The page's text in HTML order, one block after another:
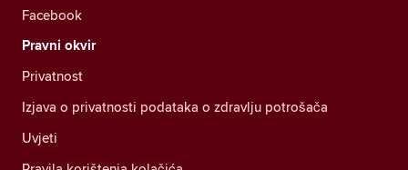
Facebook
Pravni okvir
Privatnost
Izjava o privatnosti podataka o zdravlju potrošača
Uvjeti